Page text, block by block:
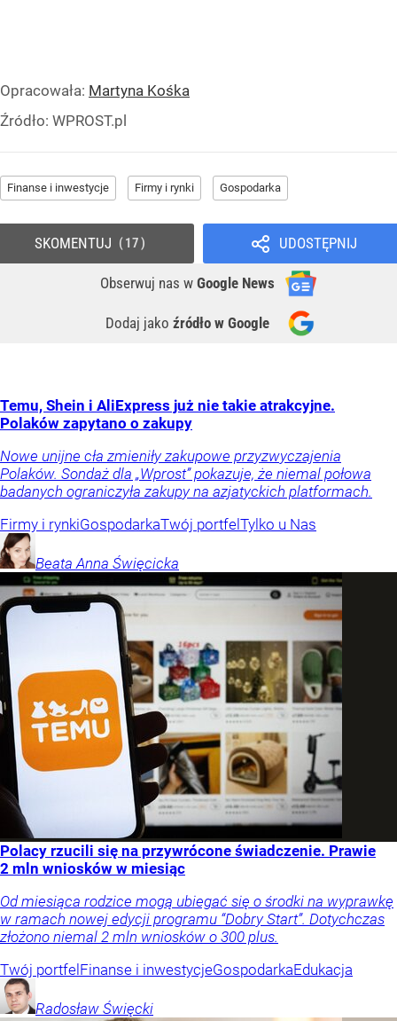
Opracowała: Martyna Kośka
Źródło: WPROST.pl
Finanse i inwestycje Firmy i rynki Gospodarka
UDOSTĘPNIJ
Obserwuj nas w Google News
Dodaj jako źródło w Google
SKOMENTUJ 17
Temu, Shein i AliExpress już nie takie atrakcyjne.
Polaków zapytano o zakupy
Nowe unijne cła zmieniły zakupowe przyzwyczajenia
Polaków. Sondaż dla „Wprost” pokazuje, że niemal połowa
badanych ograniczyła zakupy na azjatyckich platformach.
Firmy i rynkiGospodarkaTwój portfelTylko u Nas
Beata Anna Święcicka
Polacy rzucili się na przywrócone świadczenie. Prawie
2 mln wniosków w miesiąc
Od miesiąca rodzice mogą ubiegać się o środki na wyprawkę
w ramach nowej edycji programu “Dobry Start”. Dotychczas
złożono niemal 2 mln wniosków o 300 plus.
Twój portfelFinanse i inwestycjeGospodarkaEdukacja
Radosław Święcki